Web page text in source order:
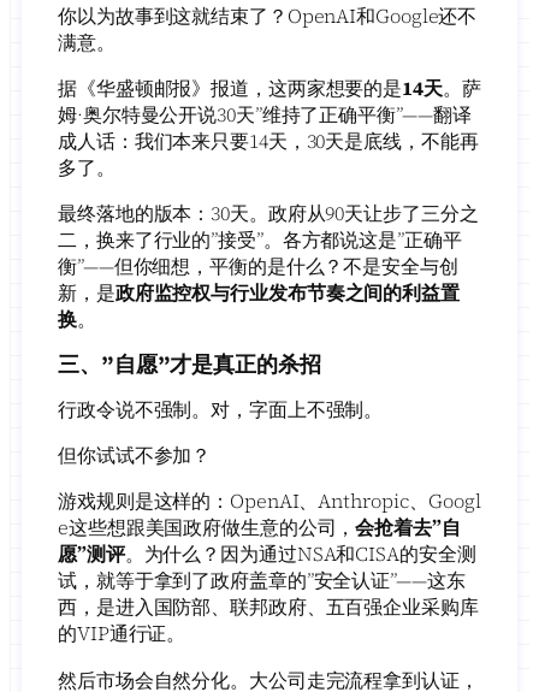
你以为故事到这就结束了？OpenAI和Google还不
满意。
据《华盛顿邮报》报道，这两家想要的是14天。萨
姆·奥尔特曼公开说30天”维持了正确平衡”——翻译
成人话：我们本来只要14天，30天是底线，不能再
多了。
最终落地的版本：30天。政府从90天让步了三分之
二，换来了行业的”接受”。各方都说这是”正确平
衡”——但你细想，平衡的是什么？不是安全与创
新，是政府监控权与行业发布节奏之间的利益置
换。
三、”自愿”才是真正的杀招
行政令说不强制。对，字面上不强制。
但你试试不参加？
游戏规则是这样的：OpenAI、Anthropic、Googl
e这些想跟美国政府做生意的公司，会抢着去”自
愿”测评。为什么？因为通过NSA和CISA的安全测
试，就等于拿到了政府盖章的”安全认证”——这东
西，是进入国防部、联邦政府、五百强企业采购库
的VIP通行证。
然后市场会自然分化。大公司走完流程拿到认证，